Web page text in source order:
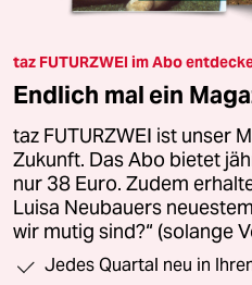
taz FUTURZWEI im Abo
Endlich mal ein
taz FUTURZWEI ist unser
Zukunft. Das Abo bietet
nur 38 Euro. Zudem
Luisa Neubauers
wir mutig sind?“ (solange
Jedes Quartal neu in